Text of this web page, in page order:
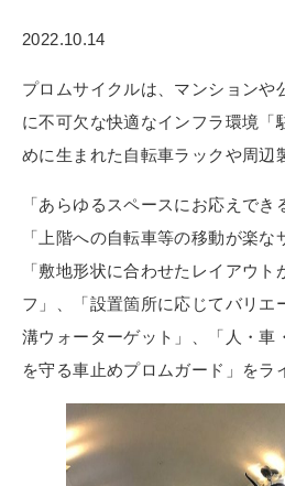
2022.10.14
プロムサイクルは、マンションや
に不可欠な快適なインフラ環境「
めに生まれた自転車ラックや周辺
「あらゆるスペースにお応えでき
「上階への自転車等の移動が楽な
「敷地形状に合わせたレイアウ
フ」、「設置箇所に応じてバリエ
溝ウォーターゲット」、「人・車
を守る車止めプロムガード」をラ